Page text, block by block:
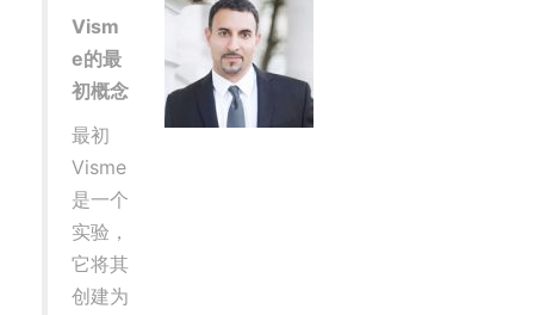
Vism
e的最
初概念
最初
Visme
是一个
实验，
它将其
创建为